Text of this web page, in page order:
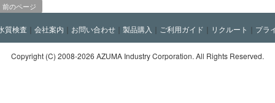
前のページ
質検査 ｜ 会社案内 ｜ お問い合わせ ｜ 製品購入 ｜ ご利用ガイド ｜ リクルート ｜ プラ
Copyright (C) 2008-2026 AZUMA Industry Corporation. All Rights Reserved.